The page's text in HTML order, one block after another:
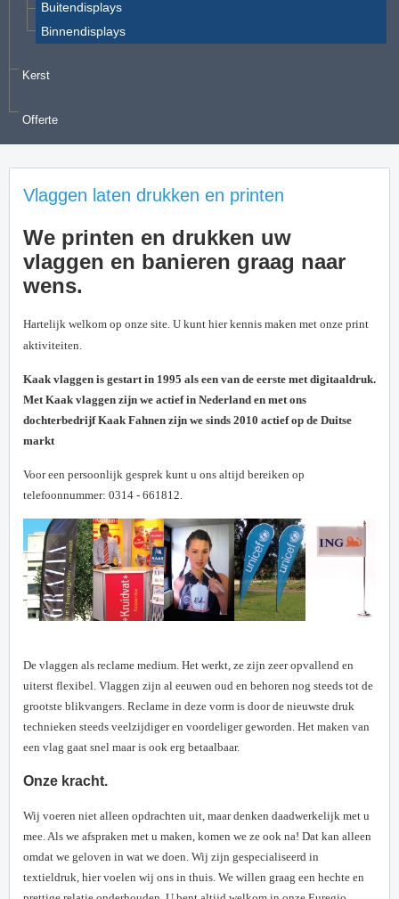
Buitendisplays
Binnendisplays
Kerst
Offerte
Vlaggen laten drukken en printen
We printen en drukken uw
vlaggen en banieren graag naar
wens.
Hartelijk welkom op onze site. U kunt hier kennis maken met onze print
aktiviteiten.
Kaak vlaggen is gestart in 1995 als een van de eerste met digitaaldruk.
Met Kaak vlaggen zijn we actief in Nederland en met ons
dochterbedrijf Kaak Fahnen zijn we sinds 2010 actief op de Duitse
markt
Voor een persoonlijk gesprek kunt u ons altijd bereiken op
telefoonnummer: 0314 - 661812.
De vlaggen als reclame medium. Het werkt, ze zijn zeer opvallend en
uiterst flexibel. Vlaggen zijn al eeuwen oud en behoren nog steeds tot de
grootste blikvangers. Reclame in deze vorm is door de nieuwste druk
technieken steeds veelzijdiger en voordeliger geworden. Het maken van
een vlag gaat snel maar is ook erg betaalbaar.
Onze kracht.
Wij voeren niet alleen opdrachten uit, maar denken daadwerkelijk met u
mee. Als we afspraken met u maken, komen we ze ook na! Dat kan alleen
omdat we geloven in wat we doen. Wij zijn gespecialiseerd in
textieldruk, hier voelen wij ons in thuis. We willen graag een hechte en